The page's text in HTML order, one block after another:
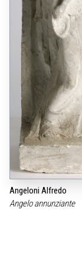
Angeloni Alfredo
Angelo annunziante